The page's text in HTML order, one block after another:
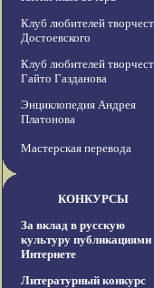
Клуб любителей
Достоевского
Клуб любителей
Гайто Газданова
Энциклопедия Андрея
Платонова
Мастерская перевода
КОНКУРСЫ
За вклад в русскую
культуру публикациями
Интернете
Литературный конкурс